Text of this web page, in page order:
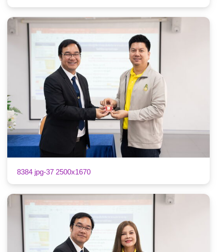
8384 jpg-37 2500x1670